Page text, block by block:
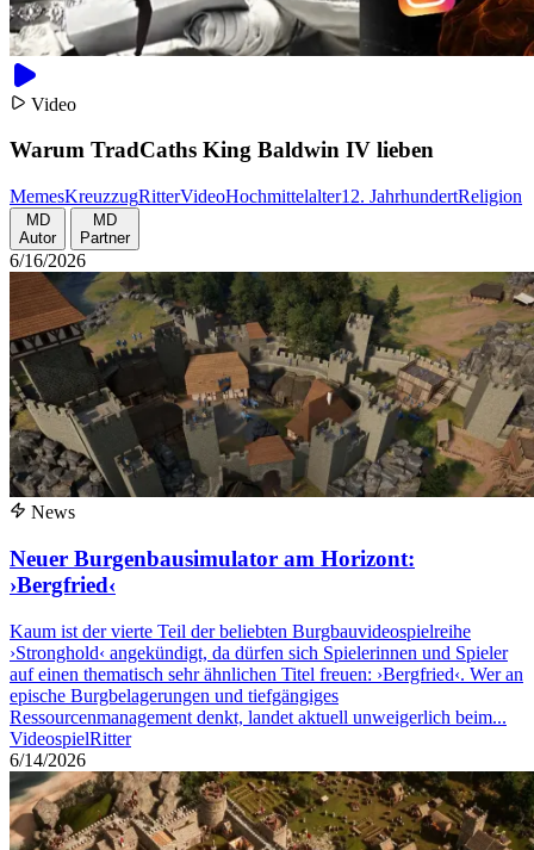
Video
Warum TradCaths King Baldwin IV lieben
MemesKreuzzugRitterVideoHochmittelalter12. JahrhundertReligion
MD
Autor
MD
Partner
6/16/2026
News
Neuer Burgenbausimulator am Horizont:
›Bergfried‹
Kaum ist der vierte Teil der beliebten Burgbauvideospielreihe
›Stronghold‹ angekündigt, da dürfen sich Spielerinnen und Spieler
auf einen thematisch sehr ähnlichen Titel freuen: ›Bergfried‹. Wer an
epische Burgbelagerungen und tiefgängiges
Ressourcenmanagement denkt, landet aktuell unweigerlich beim...
VideospielRitter
6/14/2026